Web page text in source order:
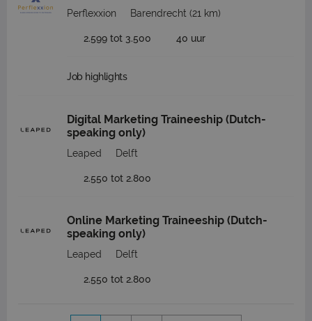
Perflexxion Barendrecht (21 km)
2.599 tot 3.500 40 uur
Job highlights
Digital Marketing Traineeship (Dutch-
speaking only)
Leaped Delft
2.550 tot 2.800
Online Marketing Traineeship (Dutch-
speaking only)
Leaped Delft
2.550 tot 2.800